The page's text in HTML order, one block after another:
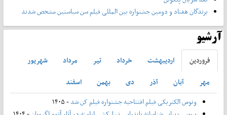
برندگان هفتاد و دومین جشنواره بین المللی فیلم سن سباستین مشخص شدند
آرشیو
فروردين ارديبهشت خرداد تير مرداد
شهريور
مهر
آبان آذر دی بهمن
اسفند
ونوس الکتریکی فیلم افتتاحیه جشنواره فیلم کن شد- ۱۴۰۵